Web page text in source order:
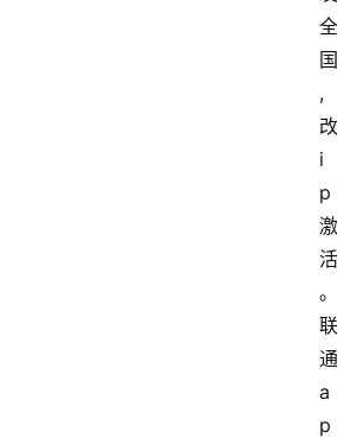
全
国
,
改
i
p
激
活
。
联
通
a
p